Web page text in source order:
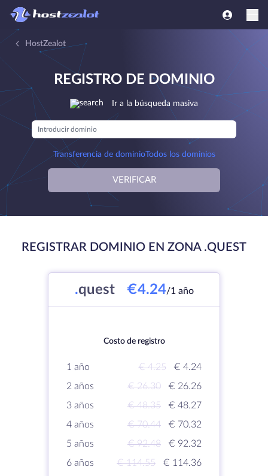
HostZealot
REGISTRO DE DOMINIO
Ir a la búsqueda masiva
Transferencia de dominioTodos los dominios
VERIFICAR
REGISTRAR DOMINIO EN ZONA .QUEST
.quest €4.24/1 año
Costo de registro
1 año € 4.25
€ 4.24
2 años
€ 26.30
€ 26.26
3 años
€ 48.35
€ 48.27
4 años
€ 70.44
€ 70.32
5 años
€ 92.48
€ 92.32
6 años
€ 114.55
€ 114.36